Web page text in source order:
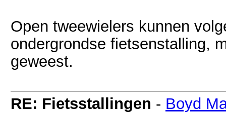
Open tweewielers kunnen
ondergrondse fietsenstalling,
geweest.
RE: Fietsstallingen - Boyd